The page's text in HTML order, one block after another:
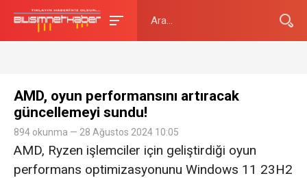
AMD, oyun performansını artıracak
güncellemeyi sundu!
894 okunma — 28 Ağustos 2024 10:05
AMD, Ryzen işlemciler için geliştirdiği oyun
performans optimizasyonunu Windows 11 23H2